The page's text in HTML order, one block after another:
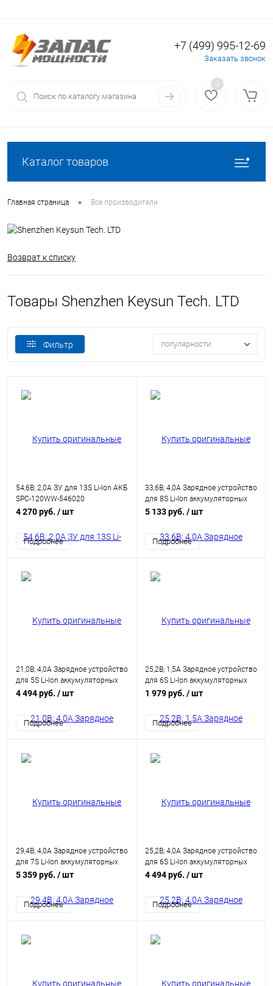
Вход Регистрация
+7 (499) 995-12-69
Заказать звонок
0
Каталог товаров
Главная страница • Все производители
Возврат к списку
Товары Shenzhen Keysun Tech. LTD
Фильтр популярности
54,6В; 2,0А ЗУ для 13S Li-Ion АКБ
SPC-120WW-546020
4 270 руб. / шт
Подробнее
33,6В; 4,0А Зарядное устройство
для 8S Li-Ion аккумуляторных
батарей
5 133 руб. / шт
Подробнее
21,0В; 4,0А Зарядное устройство
для 5S Li-Ion аккумуляторных
батарей
4 494 руб. / шт
Подробнее
25,2В; 1,5А Зарядное устройство
для 6S Li-Ion аккумуляторных
батарей
1 979 руб. / шт
Подробнее
29,4В; 4,0А Зарядное устройство
для 7S Li-Ion аккумуляторных
батарей
5 359 руб. / шт
Подробнее
25,2В; 4,0А Зарядное устройство
для 6S Li-Ion аккумуляторных
батарей
4 494 руб. / шт
Подробнее